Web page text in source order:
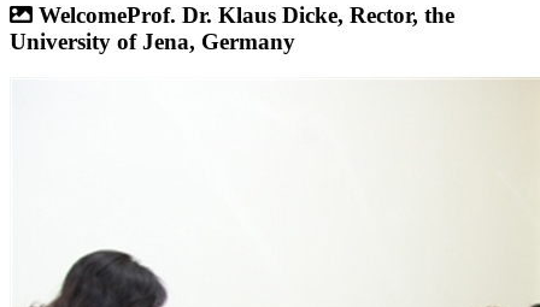
WelcomeProf. Dr. Klaus Dicke, Rector, the
University of Jena, Germany